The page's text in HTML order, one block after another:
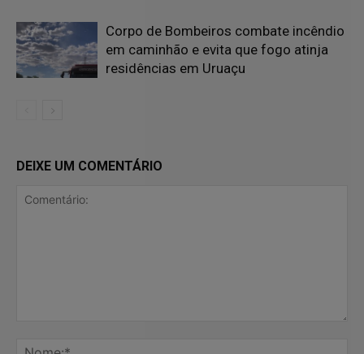
Corpo de Bombeiros combate incêndio
em caminhão e evita que fogo atinja
residências em Uruaçu
DEIXE UM COMENTÁRIO